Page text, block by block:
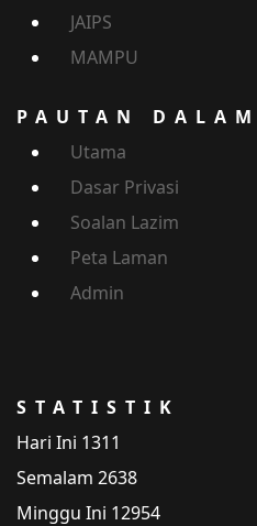
JAIPS
MAMPU
PAUTAN
Utama
Dasar Privasi
Soalan Lazim
Peta Laman
Admin
STATISTIK
Hari Ini 1311
Semalam 2638
Minggu Ini 12954